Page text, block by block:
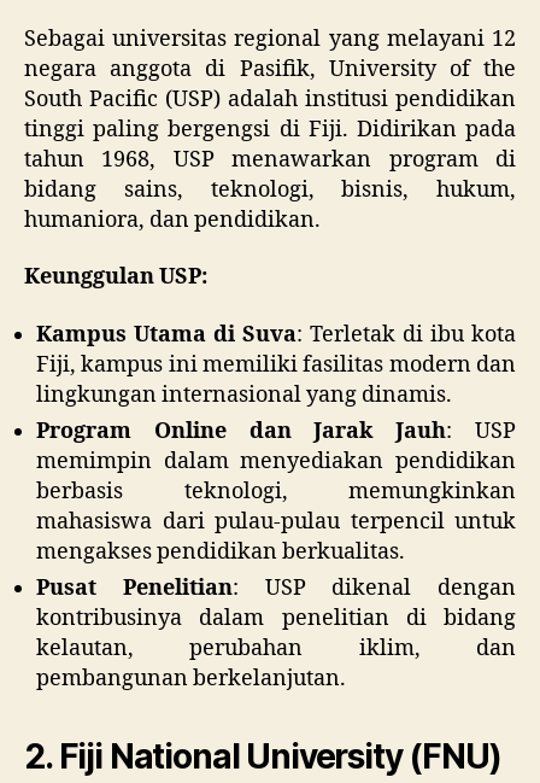
Sebagai universitas regional yang melayani 12
negara anggota di Pasifik, University of the
South Pacific (USP) adalah institusi pendidikan
tinggi paling bergengsi di Fiji. Didirikan pada
tahun 1968, USP menawarkan program di
bidang sains, teknologi, bisnis, hukum,
humaniora, dan pendidikan.
Keunggulan USP:
Kampus Utama di Suva: Terletak di ibu kota
Fiji, kampus ini memiliki fasilitas modern dan
lingkungan internasional yang dinamis.
Program Online dan Jarak Jauh: USP
memimpin dalam menyediakan pendidikan
berbasis teknologi, memungkinkan
mahasiswa dari pulau-pulau terpencil untuk
mengakses pendidikan berkualitas.
Pusat Penelitian: USP dikenal dengan
kontribusinya dalam penelitian di bidang
kelautan, perubahan iklim, dan
pembangunan berkelanjutan.
2. Fiji National University (FNU)